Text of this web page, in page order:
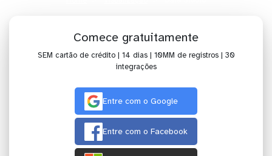
Comece gratuitamente
SEM cartão de crédito | 14 dias | 10MM de registros | 30
integrações
Entre com o Google
Entre com o Facebook